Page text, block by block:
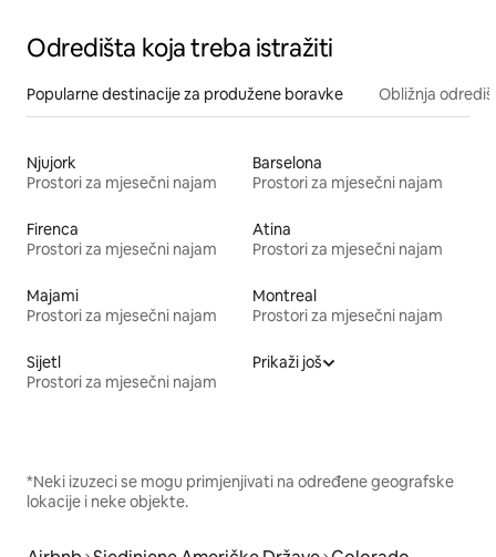
Odredišta koja treba istražiti
Popularne destinacije za produžene boravke Obližnja
Njujork
Prostori za mjesečni najam
Barselona
Prostori za mjesečni najam
Firenca
Prostori za mjesečni najam
Atina
Prostori za mjesečni najam
Majami
Prostori za mjesečni najam
Montreal
Prostori za mjesečni najam
Sijetl
Prostori za mjesečni najam
Prikaži još
*Neki izuzeci se mogu primjenjivati na određene geografske
lokacije i neke objekte.